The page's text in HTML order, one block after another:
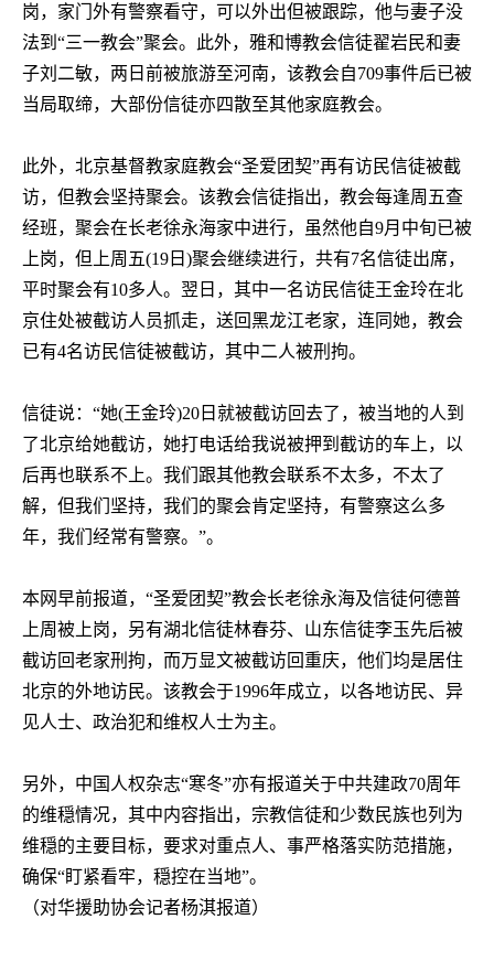
岗，家门外有警察看守，可以外出但被跟踪，他与妻子没
法到“三一教会”聚会。此外，雅和博教会信徒翟岩民和妻
子刘二敏，两日前被旅游至河南，该教会自709事件后已被
当局取缔，大部份信徒亦四散至其他家庭教会。
此外，北京基督教家庭教会“圣爱团契”再有访民信徒被截
访，但教会坚持聚会。该教会信徒指出，教会每逢周五查
经班，聚会在长老徐永海家中进行，虽然他自9月中旬已被
上岗，但上周五(19 日 )聚会继续进行，共有7名信徒出席，
平时聚会有10多人。翌日，其中一名访民信徒王金玲在北
京住处被截访人员抓走，送回黑龙江老家，连同她，教会
已有4名访民信徒被截访，其中二人被刑拘。
信徒说：“她(王金玲)20 日就被截访回去了，被当地的人到
了北京给她截访，她打电话给我说被押到截访的车上，以
后再也联系不上。我们跟其他教会联系不太多，不太了
解，但我们坚持，我们的聚会肯定坚持，有警察这么多
年，我们经常有警察。”。
本网早前报道，“圣爱团契”教会长老徐永海及信徒何德普
上周被上岗，另有湖北信徒林春芬、山东信徒李玉先后被
截访回老家刑拘，而万显文被截访回重庆，他们均是居住
北京的外地访民。该教会于1996年成立，以各地访民、异
见人士、政治犯和维权人士为主。
另外，中国人权杂志“寒冬”亦有报道关于中共建政70周年
的维穏情况，其中内容指出，宗教信徒和少数民族也列为
维穏的主要目标，要求对重点人、事严格落实防范措施，
确保“盯紧看牢，穏控在当地”。
（对华援助协会记者杨淇报道）